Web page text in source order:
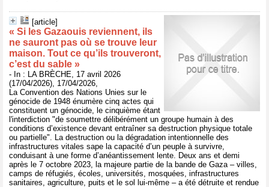
[article]
« Si les Gazaouis reviennent, ils
ne sauront pas où se trouve leur
maison. Tout ce qu’ils trouveront,
c’est du sable »
- In : LA BRÈCHE, 17 avril 2026
(17/04/2026), 17/04/2026,
La Convention des Nations Unies sur le
génocide de 1948 énumère cinq actes qui
constituent un génocide, le cinquième étant
l'interdiction "de soumettre délibérément un groupe humain à des
conditions d’existence devant entraîner sa destruction physique totale
ou partielle". La destruction ou la dégradation intentionnelle des
infrastructures vitales sape la capacité d’un peuple à survivre,
conduisant à une forme d’anéantissement lente. Deux ans et demi
après le 7 octobre 2023, la majeure partie de la bande de Gaza – villes,
camps de réfugiés, écoles, universités, mosquées, infrastructures
sanitaires, agriculture, puits et le sol lui-même – a été détruite et rendue